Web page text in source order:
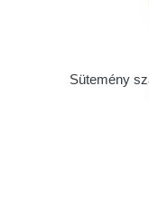
Sütemény